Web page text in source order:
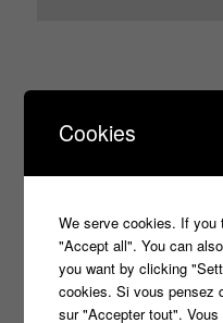
Publié dansHuggy les bons
Le 201éme jour
journal du blog
Cookies
We serve cookies. If
"Accept all". You can
you want by clicking
cookies. Si vous pensez
sur "Accepter tout".